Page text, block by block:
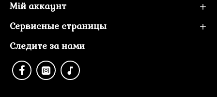
Мій аккаунт
Сервисные страницы
Следите за нами